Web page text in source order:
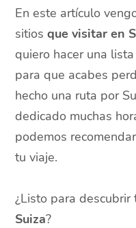
En este artículo
sitiosque visitar en
quiero hacer una
para que acabes
hecho una ruta por
dedicado muchas
podemos
tu viaje.
¿Listo para
Suiza?